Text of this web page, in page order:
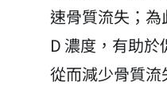
速骨質流失；
D 濃度，有助於
從而減少骨質流